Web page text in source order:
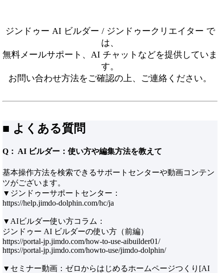
ジンドゥー AI ビルダー / ジンドゥークリエイター で
は、
無料メールサポート、AI チャットなどを提供していま
す。
お問い合わせ方法をご確認の上、ご連絡ください。
■ よくある質問
Q： AI ビルダー：使い方や編集方法を教えて
基本操作方法を検索できるサポートセンターや動画コンテン
ツがございます。
▼ジンドゥーサポートセンター：
https://help.jimdo-dolphin.com/hc/ja
▼AIビルダー使い方コラム：
ジンドゥー AI ビルダーの使い方（前編）
https://portal-jp.jimdo.com/how-to-use-aibuilder01/
https://portal-jp.jimdo.com/howto-use/jimdo-dolphin/
▼セミナー動画：ゼロからはじめるホームページつくり[AI